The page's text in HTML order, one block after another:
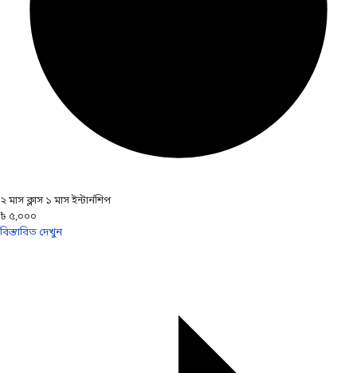
২ মাস ক্লাস ১ মাস ইন্টার্নশিপ
৳ ৫,০০০
বিস্তারিত দেখুন